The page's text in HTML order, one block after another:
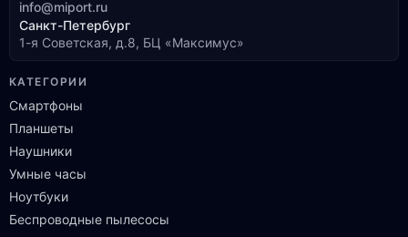
info@miport.ru
Санкт-Петербург
1-я Советская, д.8, БЦ «Максимус»
КАТЕГОРИИ
Смартфоны
Планшеты
Наушники
Умные часы
Ноутбуки
Беспроводные пылесосы